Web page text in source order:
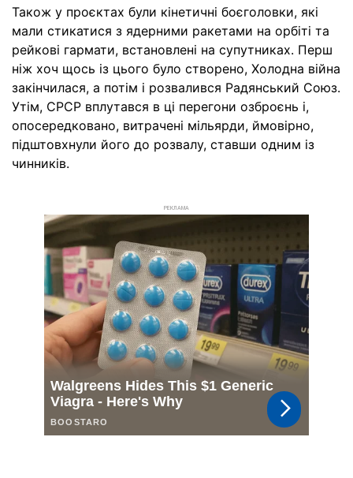
Також у проєктах були кінетичні боєголовки, які
мали стикатися з ядерними ракетами на орбіті та
рейкові гармати, встановлені на супутниках. Перш
ніж хоч щось із цього було створено, Холодна війна
закінчилася, а потім і розвалився Радянський Союз.
Утім, СРСР вплутався в ці перегони озброєнь і,
опосередковано, витрачені мільярди, ймовірно,
підштовхнули його до розвалу, ставши одним із
чинників.
РЕКЛАМА